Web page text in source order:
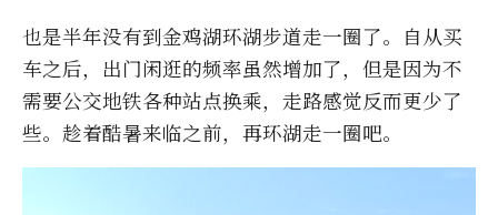
也是半年没有到金鸡湖环湖步道走一圈了。自从买
车之后，出门闲逛的频率虽然增加了，但是因为不
需要公交地铁各种站点换乘，走路感觉反而更少了
些。趁着酷暑来临之前，再环湖走一圈吧。